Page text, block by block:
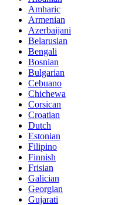
Amharic
Armenian
Azerbaijani
Belarusian
Bengali
Bosnian
Bulgarian
Cebuano
Chichewa
Corsican
Croatian
Dutch
Estonian
Filipino
Finnish
Frisian
Galician
Georgian
Gujarati